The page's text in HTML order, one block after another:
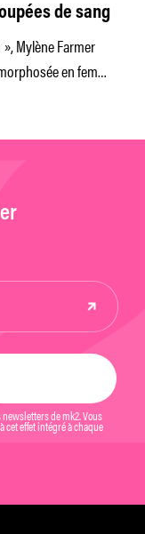
de sang
Mylène Farmer
en femme
de mk2. Vous
cet effet intégré à chaque